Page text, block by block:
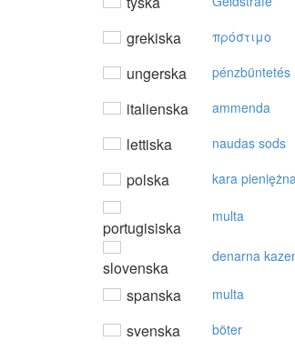
grekiska πρόστιμo
ungerska pénzbüntetés
italienska ammenda
lettiska naudas sods
polska kara
portugisiska
multa
slovenska
denarna
spanska multa
svenska böter